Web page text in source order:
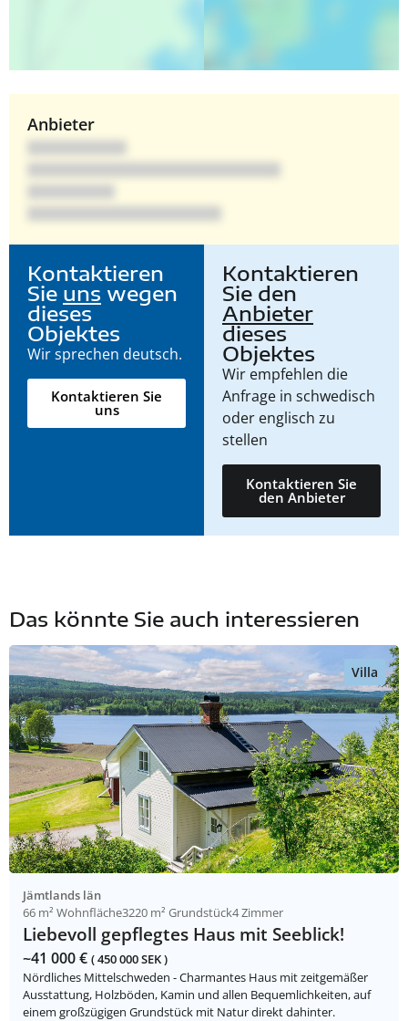
Anbieter
Kontaktieren
Sie uns wegen
dieses
Objektes
Wir sprechen deutsch.
Kontaktieren Sie
uns
Kontaktieren
Sie den
Anbieter
dieses
Objektes
Wir empfehlen die
Anfrage in schwedisch
oder englisch zu
stellen
Kontaktieren Sie
den Anbieter
Das könnte Sie auch interessieren
Villa
Jämtlands län
66 m² Wohnfläche3220 m² Grundstück4 Zimmer
Liebevoll gepflegtes Haus mit Seeblick!
~41 000 € ( 450 000 SEK )
Nördliches Mittelschweden - Charmantes Haus mit zeitgemäßer
Ausstattung, Holzböden, Kamin und allen Bequemlichkeiten, auf
einem großzügigen Grundstück mit Natur direkt dahinter.